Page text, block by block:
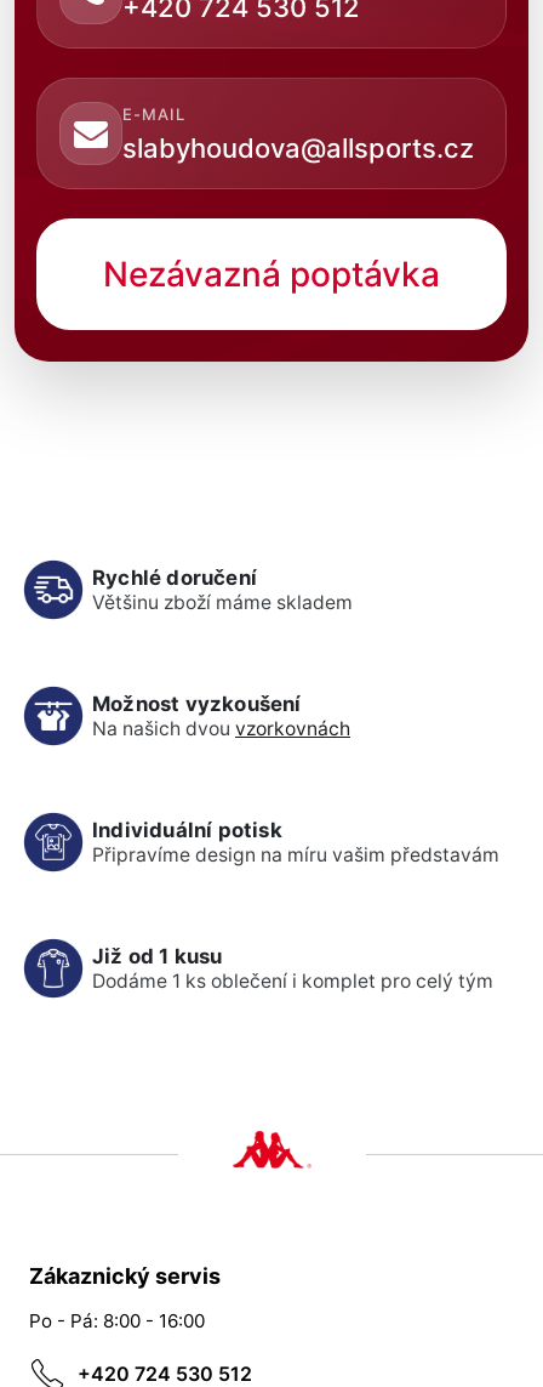
+420 724 530 512
E-MAIL
slabyhoudova@allsports.cz
Nezávazná poptávka
Rychlé doručení
Většinu zboží máme skladem
Možnost vyzkoušení
Na našich dvou vzorkovnách
Individuální potisk
Připravíme design na míru vašim představám
Již od 1 kusu
Dodáme 1 ks oblečení i komplet pro celý tým
Zákaznický servis
Po - Pá: 8:00 - 16:00
+420 724 530 512